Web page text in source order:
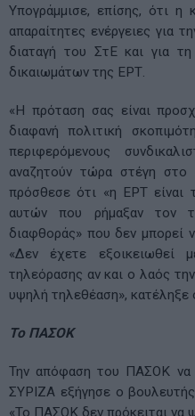
Υπογράμμισε, επίσης, ότι η
απαραίτητες ενέργειες για
διαταγή του ΣτΕ και για
δικαιωμάτων της ΕΡΤ.
«Η πρόταση σας είναι
διαφανή πολιτική
περιφερόμενους
αναζητούν τώρα στέγη
πρόσθεσε ότι «η ΕΡΤ είναι
αυτών που ρήμαξαν τον
διαφθοράς» που δεν μπορεί
«Δεν έχετε εξοικειωθεί
τηλεόρασης αν και ο λαός την
υψηλή τηλεθέαση», κατέληξε
Το ΠΑΣΟΚ
Την απόφαση του ΠΑΣΟΚ να
ΣΥΡΙΖΑ εξήγησε ο
«Το ΠΑΣΟΚ δεν πρόκειται να